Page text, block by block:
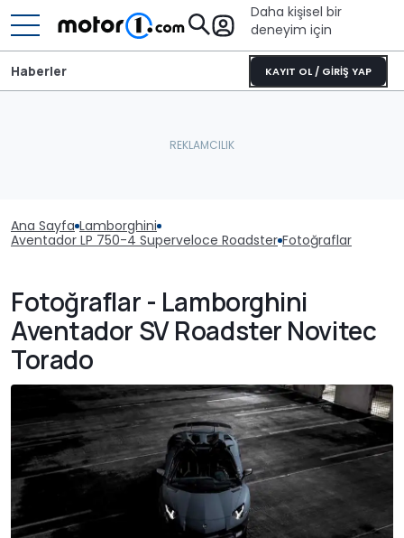
Daha kişisel bir
deneyim için
KAYIT OL / GİRİŞ YAP
Haberler
Ana Sayfa Lamborghini
Aventador LP 750-4 Superveloce Roadster Fotoğraflar
Fotoğraflar - Lamborghini
Aventador SV Roadster Novitec
Torado